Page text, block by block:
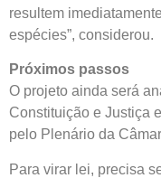
resultem
espécies”, considerou.
Próximos passos
O projeto ainda será
Constituição e Justiça
pelo Plenário da
Para virar lei, precisa